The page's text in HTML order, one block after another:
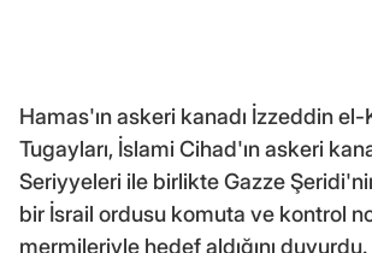
Hamas'ın askeri kanadı İzzeddin
Tugayları, İslami Cihad'ın askeri
Seriyyeleri ile birlikte Gazze
bir İsrail ordusu komuta ve kontrol
mermileriyle hedef aldığını duyurdu.